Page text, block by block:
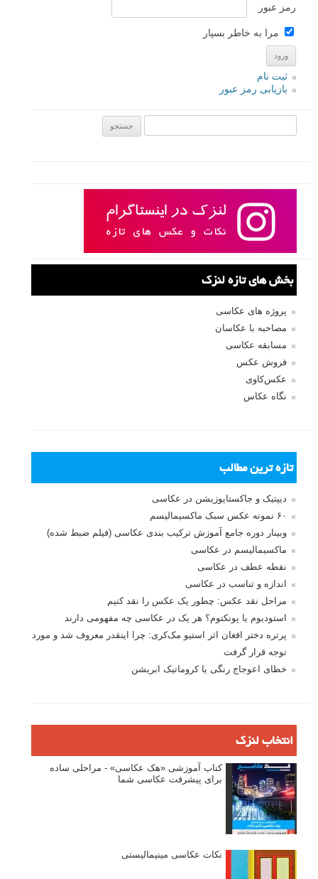
رمز عبور
مرا به خاطر بسپار
ثبت نام
بازیابی رمز عبور
بخش های تازه لنزک
پروژه های عکاسی
مصاحبه با عکاسان
مسابقه عکاسی
فروش عکس
عکس‌کاوی
نگاه عکاس
تازه ترین مطالب
دیپتیک و جاکستا‌پوزیشن در عکاسی
۶۰ نمونه عکس سبک ماکسیمالیسم
وبینار دوره جامع آموزش ترکیب بندی عکاسی (فیلم ضبط شده)
ماکسیمالیسم در عکاسی
نقطه عطف در عکاسی
اندازه و تناسب در عکاسی
مراحل نقد عکس: چطور یک عکس را نقد کنیم
استودیوم یا پونکتوم؟ هر یک در عکاسی چه مفهومی دارند
پرتره دختر افغان اثر استیو مک‌کری: چرا اینقدر معروف شد و مورد
توجه قرار گرفت
خطای اعوجاج رنگی یا کروماتیک ابریشن
انتخاب لنزک
کتاب آموزشی «هک عکاسی» - مراحلی ساده
برای پیشرفت عکاسی شما
نکات عکاسی مینیمالیستی